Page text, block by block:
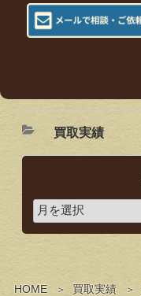
HOME 買取実績
買取実績